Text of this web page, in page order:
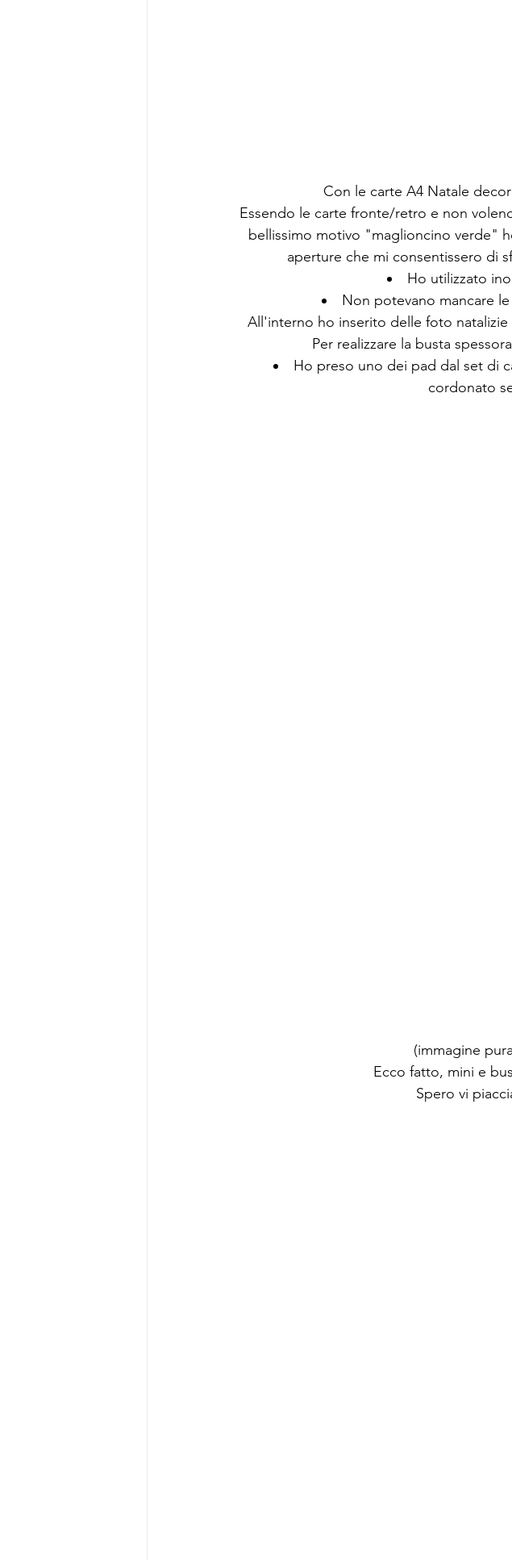
Con le carte A4 Natale
Essendo le carte fronte/retro e non
bellissimo motivo "maglioncino verde"
aperture che mi consentissero di
Ho utilizzato
Non potevano mancare
All'interno ho inserito delle foto natalizie
Per realizzare la busta
Ho preso uno dei pad dal set di
cordonato
(immagine
Ecco fatto, mini e
Spero vi